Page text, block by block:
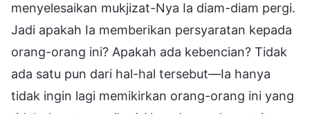
menyelesaikan mukjizat-Nya Ia diam-diam pergi.
Jadi apakah Ia memberikan persyaratan kepada
orang-orang ini? Apakah ada kebencian? Tidak
ada satu pun dari hal-hal tersebut—Ia hanya
tidak ingin lagi memikirkan orang-orang ini yang